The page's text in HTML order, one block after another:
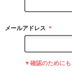
メールアドレス ＊
▼確認のためにも